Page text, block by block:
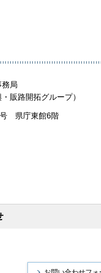
務局
販路開拓グループ）
号 県庁東館6階